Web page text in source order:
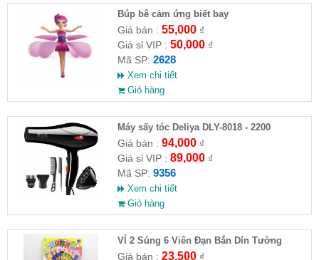
​Búp bê cảm ứng biết bay
Giá bán : 55,000₫
Giá sỉ VIP : 50,000₫
Mã SP: 2628
Xem chi tiết
Giỏ hàng
Máy sấy tóc Deliya DLY-8018 - 2200
Giá bán : 94,000₫
Giá sỉ VIP : 89,000₫
Mã SP: 9356
Xem chi tiết
Giỏ hàng
VỈ 2 Súng 6 Viên Đạn Bắn Dín Tường
Giá bán : 23,500₫